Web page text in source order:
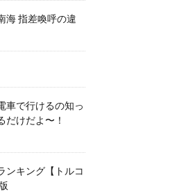
海 指差喚呼の違
車で行けるの知っ
だけだよ〜！
ンキング【トルコ